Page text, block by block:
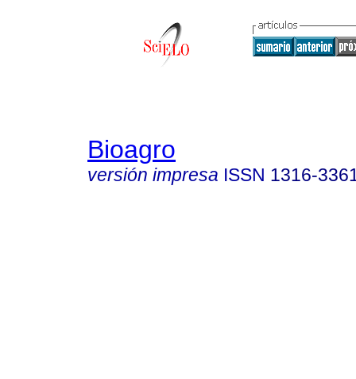
Bioagro
versión impresa ISSN 1316-